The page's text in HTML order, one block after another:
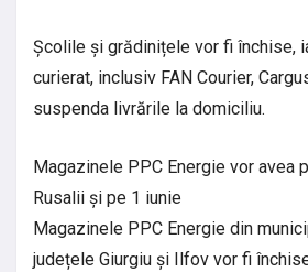
Școlile și grădinițele vor fi închise,
curierat, inclusiv FAN Courier,
suspenda livrările la domiciliu.
Magazinele PPC Energie vor avea
Rusalii și pe 1 iunie
Magazinele PPC Energie din
județele Giurgiu și Ilfov vor fi